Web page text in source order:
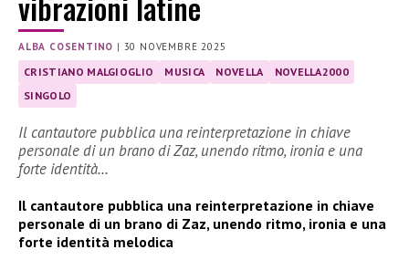
ALBA COSENTINO | 30 NOVEMBRE 2025
CRISTIANO MALGIOGLIO MUSICA NOVELLA
NOVELLA2000
SINGOLO
Il cantautore pubblica una reinterpretazione in chiave
personale di un brano di Zaz, unendo ritmo, ironia e una
forte identità…
Il cantautore pubblica una reinterpretazione in chiave
personale di un brano di Zaz, unendo ritmo, ironia e una
forte identità melodica